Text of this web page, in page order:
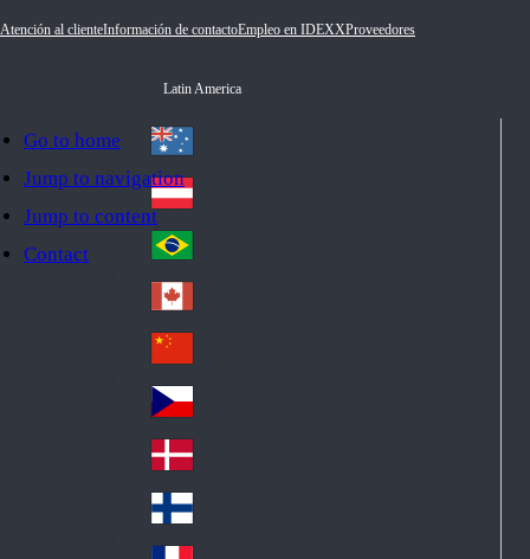
Go to home
Jump to navigation
Jump to content
Contact
Atención al clienteInformación de contactoEmpleo en IDEXXProveedores
Latin America
Au
str
ali
a
Au
stri
a
Br
azi
l
Ca
na
da
Ch
ina
Cz
ec
h
De
nm
ark
Fin